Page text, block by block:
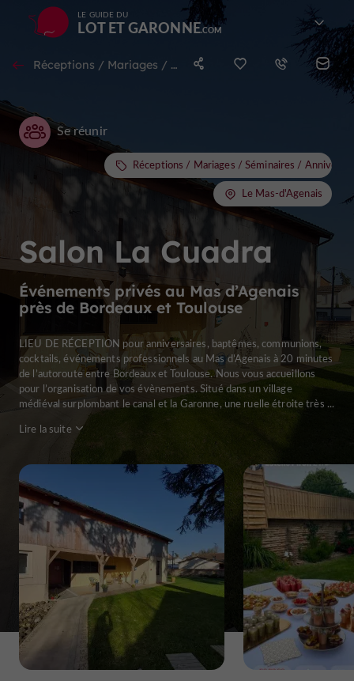
LE GUIDE DU
LOT ET GARONNE
Réceptions / Mariages / Séminaires / Anniversaires / EVJF et EVG au Mas-d'Agenais
Salon La Cuadra
Événements privés au Mas d’Agenais
près de Bordeaux et Toulouse
Se réunir
Réceptions / Mariages / Séminaires /
Le Mas-d'Agenais
LIEU DE RÉCEPTION pour anniversaires, baptêmes, communions,
cocktails, événements professionnels au Mas d’Agenais à 20 minutes
de l’autoroute entre Bordeaux et Toulouse. Nous vous accueillons
pour l’organisation de vos évènements. Situé dans un village
médiéval surplombant le canal et la Garonne, une ruelle étroite très ...
Lire la suite